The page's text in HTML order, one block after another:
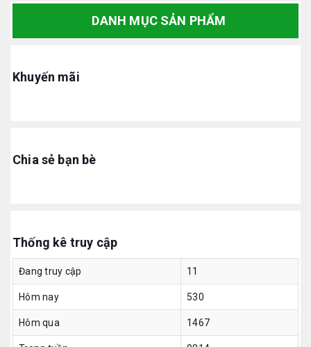
DANH MỤC SẢN PHẨM
Khuyến mãi
Chia sẻ bạn bè
Thống kê truy cập
Đang truy cập 11
Hôm nay 530
Hôm qua 1467